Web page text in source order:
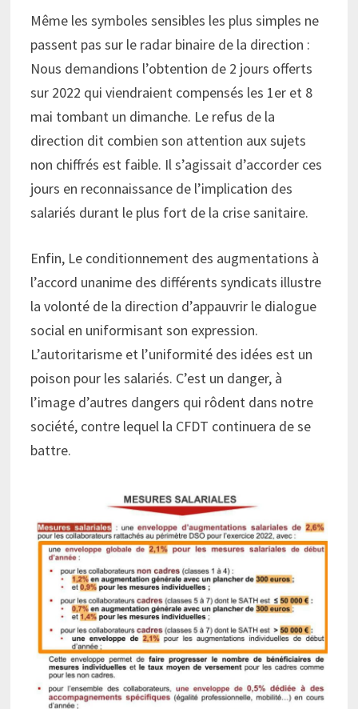
Même les symboles sensibles les plus simples ne
passent pas sur le radar binaire de la direction :
Nous demandions l’obtention de 2 jours offerts
sur 2022 qui viendraient compensés les 1er et 8
mai tombant un dimanche. Le refus de la
direction dit combien son attention aux sujets
non chiffrés est faible. Il s’agissait d’accorder ces
jours en reconnaissance de l’implication des
salariés durant le plus fort de la crise sanitaire.
Enfin, Le conditionnement des augmentations à
l’accord unanime des différents syndicats illustre
la volonté de la direction d’appauvrir le dialogue
social en uniformisant son expression.
L’autoritarisme et l’uniformité des idées est un
poison pour les salariés. C’est un danger, à
l’image d’autres dangers qui rôdent dans notre
société, contre lequel la CFDT continuera de se
battre.